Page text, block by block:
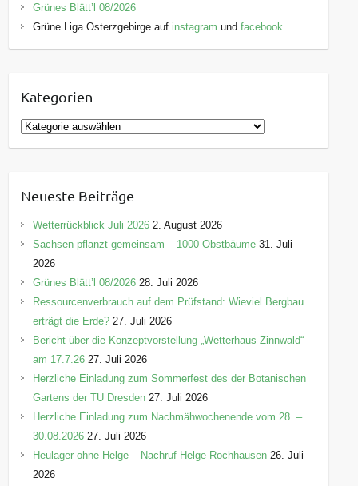
Grünes Blätt’l 08/2026
Grüne Liga Osterzgebirge auf instagram undfacebook
Kategorien
K
a
g
o
r
e
n
Neueste Beiträge
Wetterrückblick Juli 2026 2. August 2026
Sachsen pflanzt gemeinsam – 1000 Obstbäume 31. Juli
2026
Grünes Blätt’l 08/2026 28. Juli 2026
Ressourcenverbrauch auf dem Prüfstand: Wieviel Bergbau
erträgt die Erde? 27. Juli 2026
Bericht über die Konzeptvorstellung „Wetterhaus Zinnwald“
am 17.7.26 27. Juli 2026
Herzliche Einladung zum Sommerfest des der Botanischen
Gartens der TU Dresden 27. Juli 2026
Herzliche Einladung zum Nachmähwochenende vom 28. –
30.08.2026 27. Juli 2026
Heulager ohne Helge – Nachruf Helge Rochhausen 26. Juli
2026